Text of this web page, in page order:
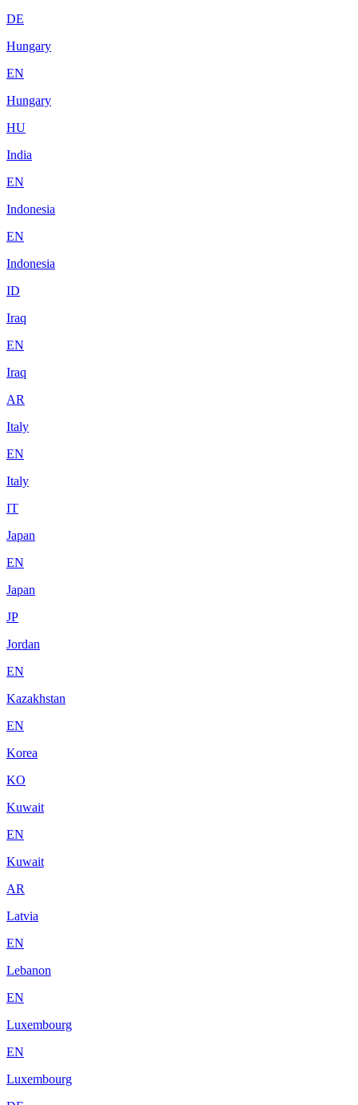
DE
Hungary
EN
Hungary
HU
India
EN
Indonesia
EN
Indonesia
ID
Iraq
EN
Iraq
AR
Italy
EN
Italy
IT
Japan
EN
Japan
JP
Jordan
EN
Kazakhstan
EN
Korea
KO
Kuwait
EN
Kuwait
AR
Latvia
EN
Lebanon
EN
Luxembourg
EN
Luxembourg